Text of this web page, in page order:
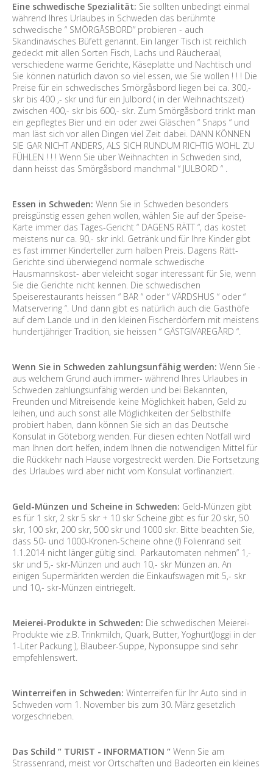
Eine schwedische Spezialität: Sie sollten unbedingt einmal
während Ihres Urlaubes in Schweden das berühmte
schwedische “ SMÖRGÅSBORD” probieren - auch
Skandinavisches Büfett genannt. Ein langer Tisch ist reichlich
gedeckt mit allen Sorten Fisch, Lachs und Räucheraal,
verschiedene warme Gerichte, Käseplatte und Nachtisch und
Sie können natürlich davon so viel essen, wie Sie wollen ! ! ! Die
Preise für ein schwedisches Smörgåsbord liegen bei ca. 300,-
skr bis 400 ,- skr und für ein Julbord ( in der Weihnachtszeit)
zwischen 400,- skr bis 600,- skr. Zum Smörgåsbord trinkt man
ein gepflegtes Bier und ein oder zwei Gläschen “ Snaps “ und
man läst sich vor allen Dingen viel Zeit dabei. DANN KÖNNEN
SIE GAR NICHT ANDERS, ALS SICH RUNDUM RICHTIG WOHL ZU
FÜHLEN ! ! ! Wenn Sie über Weihnachten in Schweden sind,
dann heisst das Smörgåsbord manchmal “ JULBORD “ .
Essen in Schweden: Wenn Sie in Schweden besonders
preisgünstig essen gehen wollen, wählen Sie auf der Speise-
Karte immer das Tages-Gericht “ DAGENS RÄTT “, das kostet
meistens nur ca. 90,- skr inkl. Getränk und für Ihre Kinder gibt
es fast immer Kinderteller zum halben Preis. Dagens Rätt-
Gerichte sind überwiegend normale schwedische
Hausmannskost- aber vieleicht sogar interessant für Sie, wenn
Sie die Gerichte nicht kennen. Die schwedischen
Speiserestaurants heissen “ BAR “ oder “ VÄRDSHUS “ oder “
Matservering “. Und dann gibt es natürlich auch die Gasthöfe
auf dem Lande und in den kleinen Fischerdörfern mit meistens
hundertjähriger Tradition, sie heissen “ GÄSTGIVAREGÅRD “.
Wenn Sie in Schweden zahlungsunfähig werden: Wenn Sie -
aus welchem Grund auch immer- während Ihres Urlaubes in
Schweden zahlungsunfähig werden und bei Bekannten,
Freunden und Mitreisende keine Möglichkeit haben, Geld zu
leihen, und auch sonst alle Möglichkeiten der Selbsthilfe
probiert haben, dann können Sie sich an das Deutsche
Konsulat in Göteborg wenden. Für diesen echten Notfall wird
man Ihnen dort helfen, indem Ihnen die notwendigen Mittel für
die Rückkehr nach Hause vorgestreckt werden. Die Fortsetzung
des Urlaubes wird aber nicht vom Konsulat vorfinanziert.
Geld-Münzen und Scheine in Schweden: Geld-Münzen gibt
es für 1 skr, 2 skr 5 skr + 10 skr Scheine gibt es für 20 skr, 50
skr, 100 skr, 200 skr, 500 skr und 1000 skr. Bitte beachten Sie,
dass 50- und 1000-Kronen-Scheine ohne (!) Folienrand seit
1.1.2014 nicht länger gültig sind. Parkautomaten nehmen” 1,-
skr und 5,- skr-Münzen und auch 10,- skr Münzen an. An
einigen Supermärkten werden die Einkaufswagen mit 5,- skr
und 10,- skr-Münzen eintriegelt.
Meierei-Produkte in Schweden: Die schwedischen Meierei-
Produkte wie z.B. Trinkmilch, Quark, Butter, Yoghurt(Joggi in der
1-Liter Packung ), Blaubeer-Suppe, Nyponsuppe sind sehr
empfehlenswert.
Winterreifen in Schweden: Winterreifen für Ihr Auto sind in
Schweden vom 1. November bis zum 30. März gesetzlich
vorgeschrieben.
Das Schild “ TURIST - INFORMATION “ Wenn Sie am
Strassenrand, meist vor Ortschaften und Badeorten ein kleines